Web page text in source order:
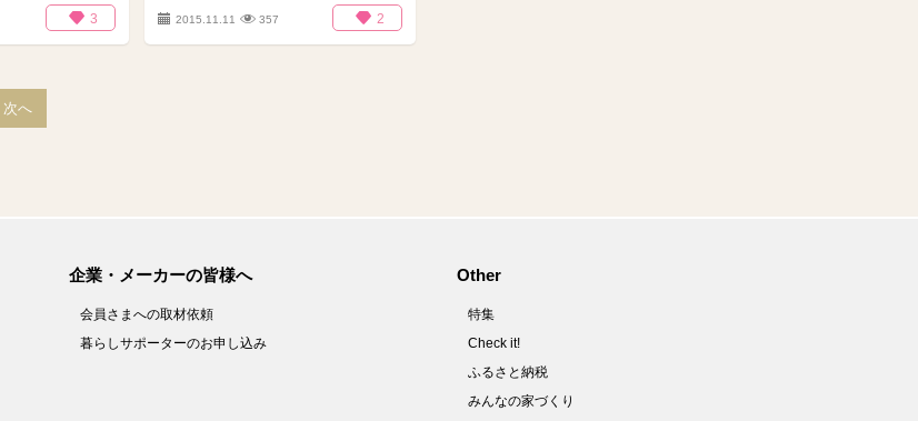
3 2015.11.11 357 2
次へ
企業・メーカーの皆様へ
会員さまへの取材依頼
暮らしサポーターのお申し込み
Other
特集
Check it!
ふるさと納税
みんなの家づくり